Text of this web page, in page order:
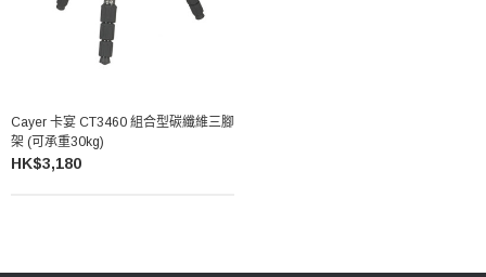
Cayer 卡宴 CT3460 組合型碳纖維三腳
架 (可承重30kg)
HK$3,180